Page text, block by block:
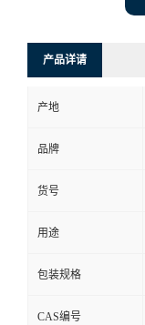
产品详请
产地
品牌
货号
用途
包装规格
CAS编号